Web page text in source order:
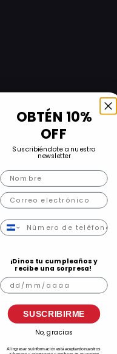
OBTÉN 10%
OFF
Suscribiéndote a nuestro
newsletter
Nombre
Correo
Número de teléfono
¡Dinos tu cumpleaños y
recibe una sorpresa!
Cumpleaños
SUSCRIBIRME
No, gracias
Al ingresar su información está aceptando nuestros